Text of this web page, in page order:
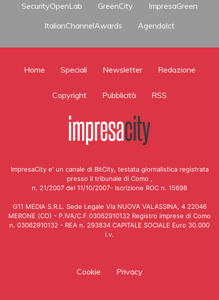
SecurityOpenLab
GreenCity
ImpresaGreen
ItalianChannelAwards
AgendaIct
Home Speciali Newsletter Redazione
Copyright Pubblicità RSS
ImpresaCity e' un canale di BitCity, testata giornalistica registrata
presso il tribunale di Como ,
n. 21/2007 del 11/10/2007- Iscrizione ROC n. 15698
G11 MEDIA S.R.L. Sede Legale Via NUOVA VALASSINA, 4 22046
MERONE (CO) - P.IVA/C.F.03062910132 Registro imprese di Como
n. 03062910132 - REA n. 293834 CAPITALE SOCIALE Euro 30.000
i.v.
Cookie Privacy